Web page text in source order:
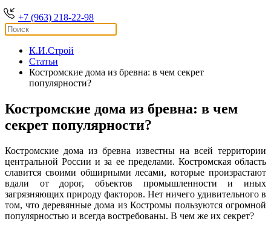
+7 (963) 218-22-98
К.И.Строй
Статьи
Костромские дома из бревна: в чем секрет
популярности?
Костромские дома из бревна: в чем
секрет популярности?
Костромские дома из бревна известны на всей территории
центральной России и за ее пределами. Костромская область
славится своими обширными лесами, которые произрастают
вдали от дорог, объектов промышленности и иных
загрязняющих природу факторов. Нет ничего удивительного в
том, что деревянные дома из Костромы пользуются огромной
популярностью и всегда востребованы. В чем же их секрет?